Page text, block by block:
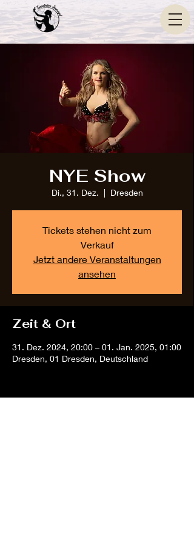
NYE Show
Di., 31. Dez.
  |
Dresden
Tickets stehen nicht zum
Verkauf
Jetzt andere Veranstaltungen
ansehen
Zeit & Ort
31. Dez. 2024, 20:00 – 01. Jan. 2025, 01:00
Dresden, 01 Dresden, Deutschland